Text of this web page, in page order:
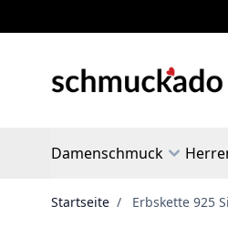
Damenschmuck
Startseite / Erbskette 925